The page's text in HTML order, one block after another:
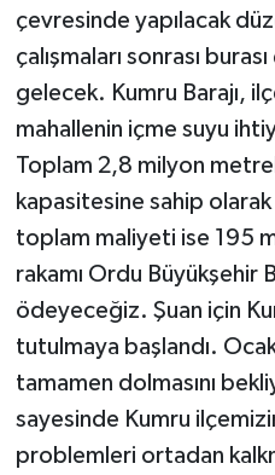
çevresinde yapılacak
çalışmaları sonrası
gelecek. Kumru Barajı,
mahallenin içme suyu
Toplam 2,8 milyon
kapasitesine sahip
toplam maliyeti ise 195
rakamı Ordu Büyükşehir
ödeyeceğiz. Şuan için
tutulmaya başlandı. Ocak
tamamen dolmasını
sayesinde Kumru
problemleri ortadan